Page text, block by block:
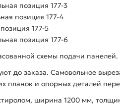
позиция 177-3
позиция 177-4
177-5
позиция 177-6
схемы подачи
до заказа. Самовольное
и опорных деталей
ширина 1200 мм,